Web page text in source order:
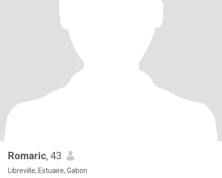
Romaric, 43
Libreville, Estuaire, Gabon